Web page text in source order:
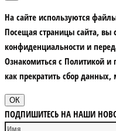
На сайте используются
Посещая страницы сайта, вы
конфиденциальности и
Ознакомиться с Политикой
как прекратить сбор
ОК
ПОДПИШИТЕСЬ НА НАШИ